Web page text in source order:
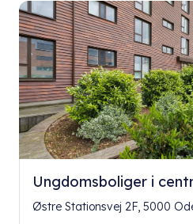
Ungdomsboliger i
Østre Stationsvej 2F, 5000